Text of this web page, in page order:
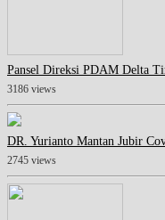
Pansel Direksi PDAM Delta
3186 views
DR. Yurianto Mantan Jubir
2745 views